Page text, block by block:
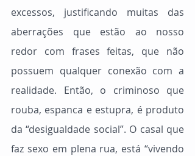
excessos, justificando muitas das
aberrações que estão ao nosso
redor com frases feitas, que não
possuem qualquer conexão com a
realidade. Então, o criminoso que
rouba, espanca e estupra, é produto
da “desigualdade social”. O casal que
faz sexo em plena rua, está “vivendo